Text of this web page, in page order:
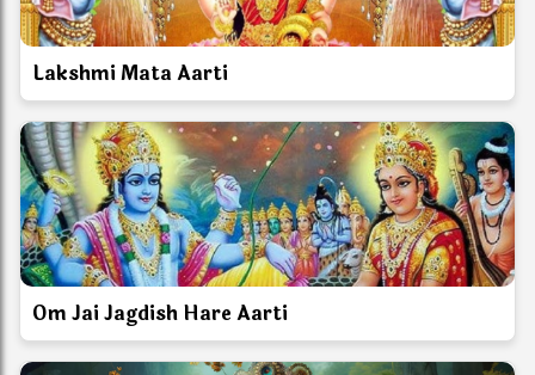
Lakshmi Mata Aarti
Om Jai Jagdish Hare Aarti